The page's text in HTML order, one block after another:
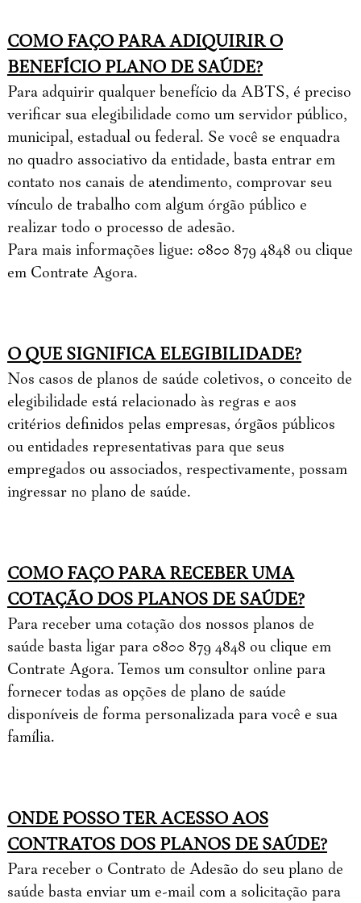
COMO FAÇO PARA ADIQUIRIR O
BENEFÍCIO PLANO DE SAÚDE?
Para adquirir qualquer benefício da ABTS, é preciso
verificar sua elegibilidade como um servidor público,
municipal, estadual ou federal. Se você se enquadra
no quadro associativo da entidade, basta entrar em
contato nos canais de atendimento, comprovar seu
vínculo de trabalho com algum órgão público e
realizar todo o processo de adesão.
Para mais informações ligue: 0800 879 4848 ou clique
em Contrate Agora.
O QUE SIGNIFICA ELEGIBILIDADE?
Nos casos de planos de saúde coletivos, o conceito de
elegibilidade está relacionado às regras e aos
critérios definidos pelas empresas, órgãos públicos
ou entidades representativas para que seus
empregados ou associados, respectivamente, possam
ingressar no plano de saúde.
COMO FAÇO PARA RECEBER UMA
COTAÇÃO DOS PLANOS DE SAÚDE?
Para receber uma cotação dos nossos planos de
saúde basta ligar para 0800 879 4848 ou clique em
Contrate Agora. Temos um consultor online para
fornecer todas as opções de plano de saúde
disponíveis de forma personalizada para você e sua
família.
ONDE POSSO TER ACESSO AOS
CONTRATOS DOS PLANOS DE SAÚDE?
Para receber o Contrato de Adesão do seu plano de
saúde basta enviar um e-mail com a solicitação para